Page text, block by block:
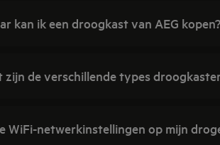
kan ik een droogkast van AEG kopen?
zijn de verschillende types
WiFi-netwerkinstellingen op mijn